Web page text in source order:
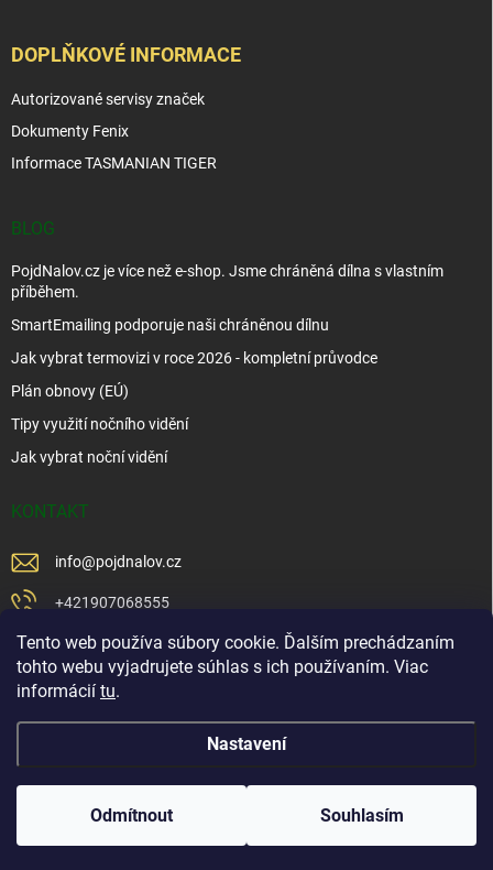
Tento web používa súbory cookie. Ďalším prechádzaním
tohto webu vyjadrujete súhlas s ich používaním. Viac
informácií tu.
Nastavení
Odmítnout Souhlasím
DOPLŇKOVÉ INFORMACE
Autorizované servisy značek
Dokumenty Fenix
Informace TASMANIAN TIGER
BLOG
PojdNalov.cz je více než e-shop. Jsme chráněná dílna s vlastním
příběhem.
SmartEmailing podporuje naši chráněnou dílnu
Jak vybrat termovizi v roce 2026 - kompletní průvodce
Plán obnovy (EÚ)
Tipy využití nočního vidění
Jak vybrat noční vidění
KONTAKT
info@pojdnalov.cz
+421907068555
+421902479599
https://www.facebook.com/www.podnalov.sk
podnalov
Vytvořil Shoptet
Copyright 2026 . Všechna práva vyhrazena.